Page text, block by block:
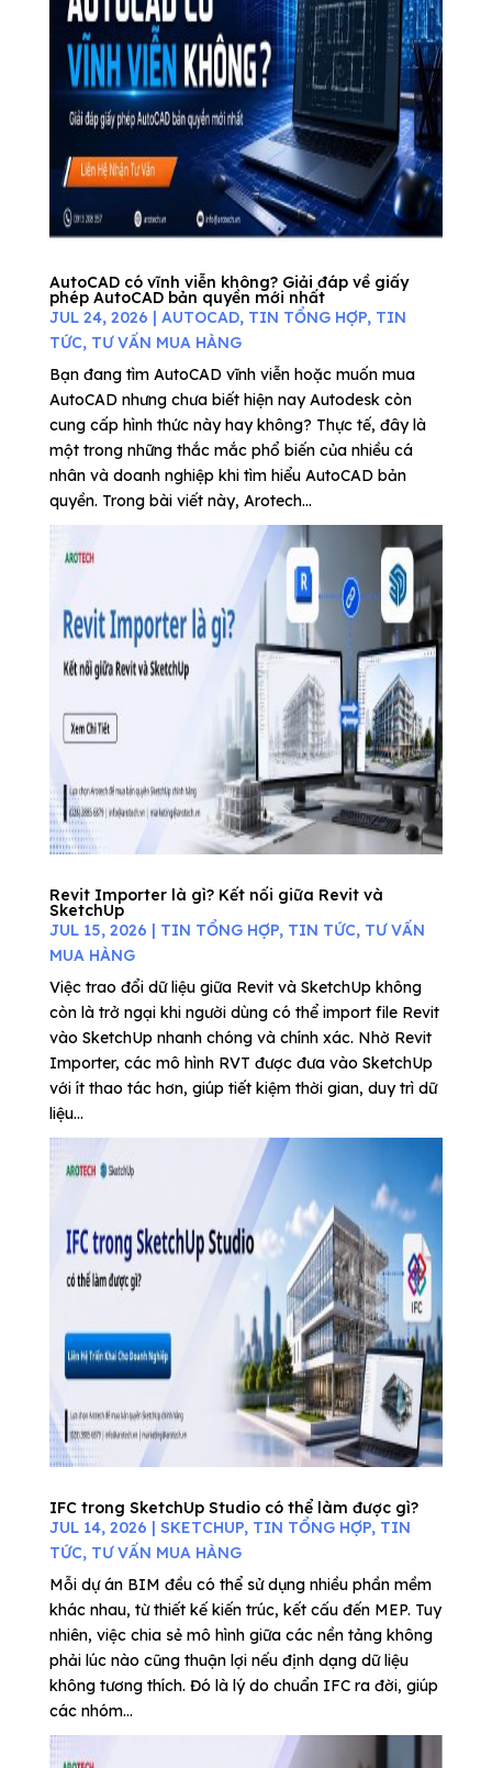
AutoCAD có vĩnh viễn không? Giải đáp về giấy
phép AutoCAD bản quyền mới nhất
JUL 24, 2026 | AUTOCAD, TIN TỔNG HỢP, TIN
TỨC, TƯ VẤN MUA HÀNG
Bạn đang tìm AutoCAD vĩnh viễn hoặc muốn mua
AutoCAD nhưng chưa biết hiện nay Autodesk còn
cung cấp hình thức này hay không? Thực tế, đây là
một trong những thắc mắc phổ biến của nhiều cá
nhân và doanh nghiệp khi tìm hiểu AutoCAD bản
quyền. Trong bài viết này, Arotech...
Revit Importer là gì? Kết nối giữa Revit và
SketchUp
JUL 15, 2026 | TIN TỔNG HỢP, TIN TỨC, TƯ VẤN
MUA HÀNG
Việc trao đổi dữ liệu giữa Revit và SketchUp không
còn là trở ngại khi người dùng có thể import file Revit
vào SketchUp nhanh chóng và chính xác. Nhờ Revit
Importer, các mô hình RVT được đưa vào SketchUp
với ít thao tác hơn, giúp tiết kiệm thời gian, duy trì dữ
liệu...
IFC trong SketchUp Studio có thể làm được gì?
JUL 14, 2026 | SKETCHUP, TIN TỔNG HỢP, TIN
TỨC, TƯ VẤN MUA HÀNG
Mỗi dự án BIM đều có thể sử dụng nhiều phần mềm
khác nhau, từ thiết kế kiến trúc, kết cấu đến MEP. Tuy
nhiên, việc chia sẻ mô hình giữa các nền tảng không
phải lúc nào cũng thuận lợi nếu định dạng dữ liệu
không tương thích. Đó là lý do chuẩn IFC ra đời, giúp
các nhóm...